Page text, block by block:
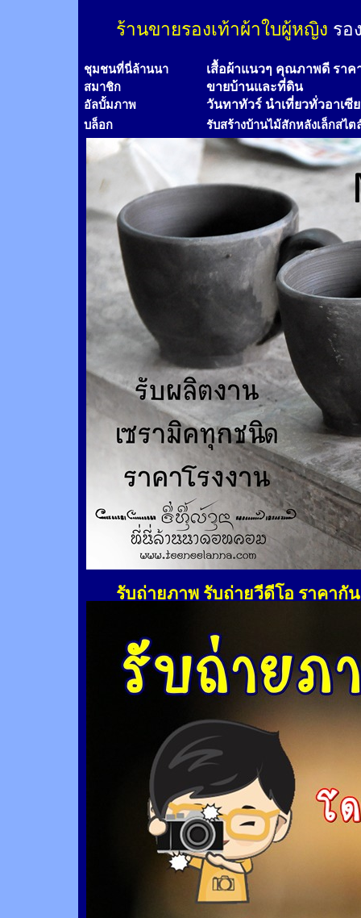
ร้านขายรองเท้าผ้าใบผู้หญิง รอ
ชุมชนที่นี่ล้านนา เสื้อผ้าแนวๆ คุณภาพดี ราค
สมาชิก ขายบ้านและที่ดิน
อัลบั้มภาพ วันทาทัวร์ นำเที่ยวทั่วอาเซี
บล็อก รับสร้างบ้านไม้สักหลังเล็กสไต
รับถ่ายภาพ รับถ่ายวีดีโอ ราคากั